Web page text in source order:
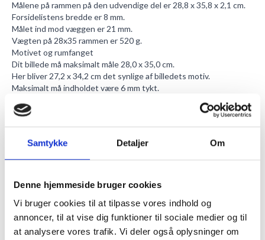
Samtykke Detaljer Om
Denne hjemmeside bruger cookies
Vi bruger cookies til at tilpasse vores indhold og
annoncer, til at vise dig funktioner til sociale medier og til
at analysere vores trafik. Vi deler også oplysninger om
Målene på rammen på den udvendige del er 28,8 x 35,8 x 2,1 cm.
Forsidelistens bredde er 8 mm.
Målet ind mod væggen er 21 mm.
Vægten på 28x35 rammen er 520 g.
Motivet og rumfanget
Dit billede må maksimalt måle 28,0 x 35,0 cm.
Her bliver 27,2 x 34,2 cm det synlige af billedets motiv.
Maksimalt må indholdet være 6 mm tykt.
store udvalg.
reduceres meget. Dette medvirker til, at det er mere behageligt
for øjet at se på det indrammede motiv. Høj lystransmission
kan virke usynligt under ideelle lystilstande.
Akrylglasset er også farveneutralt, således vil der ikke være en
grøn farvenuance, som man ellers ofte ser ved andre, alm. glas.
92% af lyset trænger igennem glasset som fremhæver farver og